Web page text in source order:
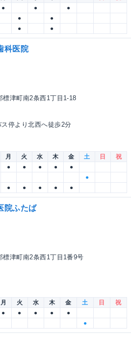
● ●
●
●
●
● ●
科医院
津町南2条西1丁目1-18
停より北西へ徒歩2分
月 火 水 木 金 土 日
祝
● ● ● ●
●
●
● ● ● ● ●
院ふたば
津町南2条西1丁目1番9号
月 火 水 木 金 土 日
祝
● ● ● ●
●
●